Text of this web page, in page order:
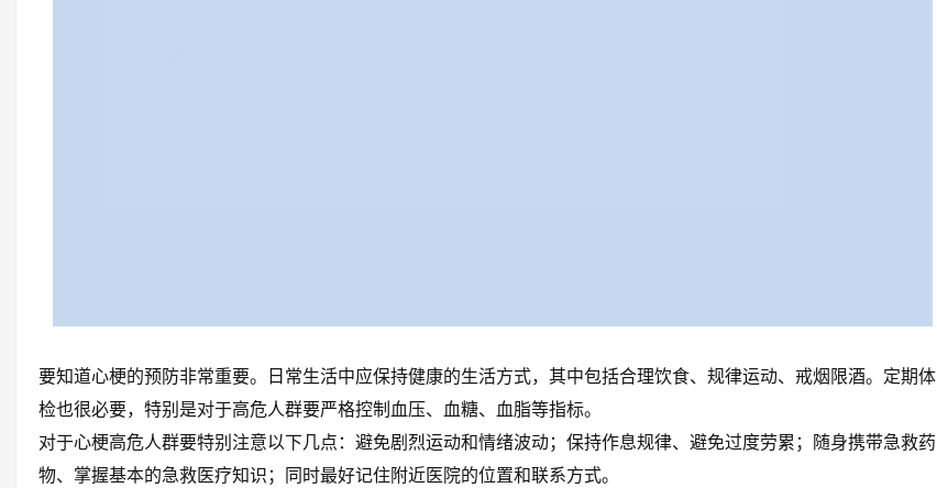
要知道心梗的预防非常重要。日常生活中应保持健康的生活方式，其中包括合理饮食、规律运动、戒烟限酒。定期体
检也很必要，特别是对于高危人群要严格控制血压、血糖、血脂等指标。
对于心梗高危人群要特别注意以下几点：避免剧烈运动和情绪波动；保持作息规律、避免过度劳累；随身携带急救药
物、掌握基本的急救医疗知识；同时最好记住附近医院的位置和联系方式。